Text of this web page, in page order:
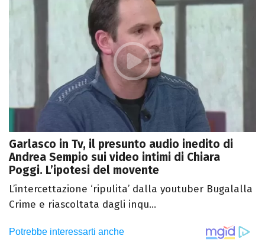
Garlasco in Tv, il presunto audio inedito di
Andrea Sempio sui video intimi di Chiara
Poggi. L’ipotesi del movente
L’intercettazione ‘ripulita’ dalla youtuber Bugalalla
Crime e riascoltata dagli inqu...